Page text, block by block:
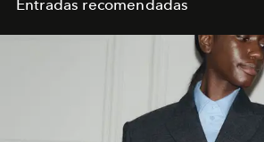
Entradas recomendadas